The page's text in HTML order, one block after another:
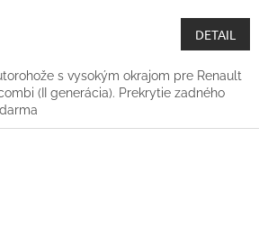
DETAIL
s vysokým okrajom pre Renault
(II generácia). Prekrytie zadného